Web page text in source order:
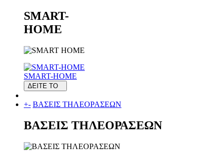
SMART-
HOME
SMART-HOME
ΔΕΙΤΕ ΤΟ
+- ΒΑΣΕΙΣ ΤΗΛΕΟΡΑΣΕΩΝ
ΒΑΣΕΙΣ ΤΗΛΕΟΡΑΣΕΩΝ